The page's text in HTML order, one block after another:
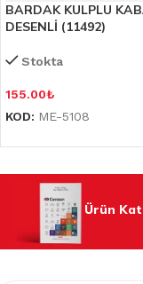
BARDAK KULPLU
DESENLİ (11492)
Stokta
155.00₺
KOD: ME-5108
Ürün